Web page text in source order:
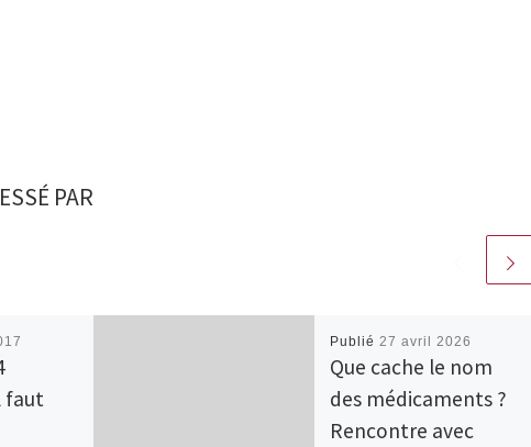
PAR
faut
Publié 27 avril 2026
Que cache le nom
des médicaments ?
Rencontre avec